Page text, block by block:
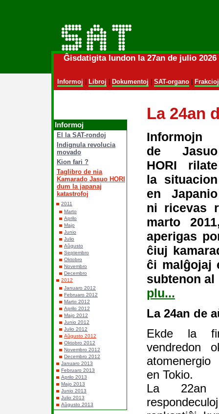
Ĝisdatigita lundon la 27an de julio
Informoj Libroj Dokumentoj SAT-organo| Frakcioj
Informoj
El la SAT-rondoj
Indignula revolucia
movado
Kion fari ?
Taglibro de nia
Kamarado Jasuo HORI
dum la japanaj
katastrofoj
2011
Marto
Aprilo
Majo
Junio
Julio
Aŭgusto
Septembro
Oktobro
Novembro
Decembro
2012
Januaro 2012
Februaro 2012
Marto 2012
Aprilo 2012
Majo 2012
Junio 2012
Julio 2012
Aŭgusto 2012
Oktobro 2012
Novembro 2012
Decembro 2012
Januaro 2013
Februaro 2013
Aprilo 2013
Majo 2013
Junio 2013
Julio 2013
Aŭgusto 2013
La 24an
Informojn
de Jasuo
HORI rilate
la situacion
en Japanio
ni ricevas
marto
aperigas
ĉiuj
ĉi malĝojaj
subtenon
plu...
La 24an de
Ekde la
vendredon
en Tokio.
La 22an